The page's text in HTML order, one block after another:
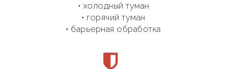
• холодный туман
• горячий туман
• барьерная обработка